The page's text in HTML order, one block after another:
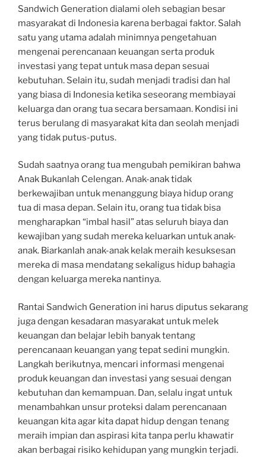
Sandwich Generation dialami oleh sebagian besar
masyarakat di Indonesia karena berbagai faktor. Salah
satu yang utama adalah minimnya pengetahuan
mengenai perencanaan keuangan serta produk
investasi yang tepat untuk masa depan sesuai
kebutuhan. Selain itu, sudah menjadi tradisi dan hal
yang biasa di Indonesia ketika seseorang membiayai
keluarga dan orang tua secara bersamaan. Kondisi ini
terus berulang di masyarakat kita dan seolah menjadi
yang tidak putus-putus.
Sudah saatnya orang tua mengubah pemikiran bahwa
Anak Bukanlah Celengan. Anak-anak tidak
berkewajiban untuk menanggung biaya hidup orang
tua di masa depan. Selain itu, orang tua tidak bisa
mengharapkan “imbal hasil” atas seluruh biaya dan
kewajiban yang sudah mereka keluarkan untuk anak-
anak. Biarkanlah anak-anak kelak meraih kesuksesan
mereka di masa mendatang sekaligus hidup bahagia
dengan keluarga mereka nantinya.
Rantai Sandwich Generation ini harus diputus sekarang
juga dengan kesadaran masyarakat untuk melek
keuangan dan belajar lebih banyak tentang
perencanaan keuangan yang tepat sedini mungkin.
Langkah berikutnya, mencari informasi mengenai
produk keuangan dan investasi yang sesuai dengan
kebutuhan dan kemampuan. Dan, selalu ingat untuk
menambahkan unsur proteksi dalam perencanaan
keuangan kita agar kita dapat hidup dengan tenang
meraih impian dan aspirasi kita tanpa perlu khawatir
akan berbagai risiko kehidupan yang mungkin terjadi.